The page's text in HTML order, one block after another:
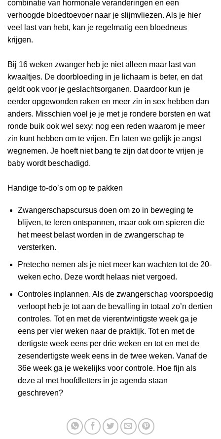
combinatie van hormonale veranderingen en een
verhoogde bloedtoevoer naar je slijmvliezen. Als je hier
veel last van hebt, kan je regelmatig een bloedneus
krijgen.
Bij 16 weken zwanger heb je niet alleen maar last van
kwaaltjes. De doorbloeding in je lichaam is beter, en dat
geldt ook voor je geslachtsorganen. Daardoor kun je
eerder opgewonden raken en meer zin in sex hebben dan
anders. Misschien voel je je met je rondere borsten en wat
ronde buik ook wel sexy: nog een reden waarom je meer
zin kunt hebben om te vrijen. En laten we gelijk je angst
wegnemen. Je hoeft niet bang te zijn dat door te vrijen je
baby wordt beschadigd.
Handige to-do’s om op te pakken
Zwangerschapscursus doen om zo in beweging te
blijven, te leren ontspannen, maar ook om spieren die
het meest belast worden in de zwangerschap te
versterken.
Pretecho nemen als je niet meer kan wachten tot de 20-
weken echo. Deze wordt helaas niet vergoed.
Controles inplannen. Als de zwangerschap voorspoedig
verloopt heb je tot aan de bevalling in totaal zo’n dertien
controles. Tot en met de vierentwintigste week ga je
eens per vier weken naar de praktijk. Tot en met de
dertigste week eens per drie weken en tot en met de
zesendertigste week eens in de twee weken. Vanaf de
36e week ga je wekelijks voor controle. Hoe fijn als
deze al met hoofdletters in je agenda staan
geschreven?